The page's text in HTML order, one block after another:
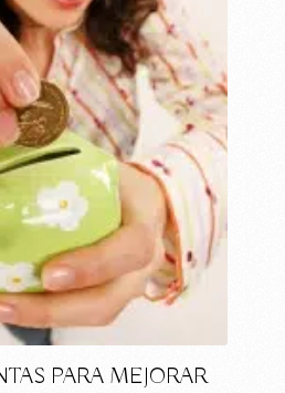
PARA MEJORAR